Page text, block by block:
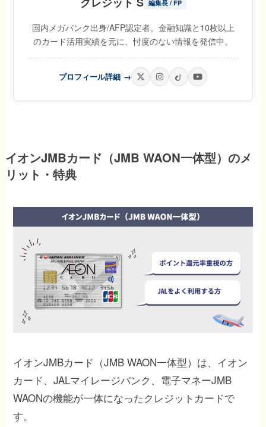
編集長 / FP
国内メガバンク出身/AFP認定者。金融知識と10枚以上
のカード活用実績を元に、忖度のない情報を発信中。
プロフィール詳細 →
イオンJMBカード（JMB WAON一体型）のメ
リット・特典
イオンJMBカード（JMB WAON一体型）は、イオン
カード、JALマイレージバンク、電子マネーJMB
WAONの機能が一体になったクレジットカードで
す。